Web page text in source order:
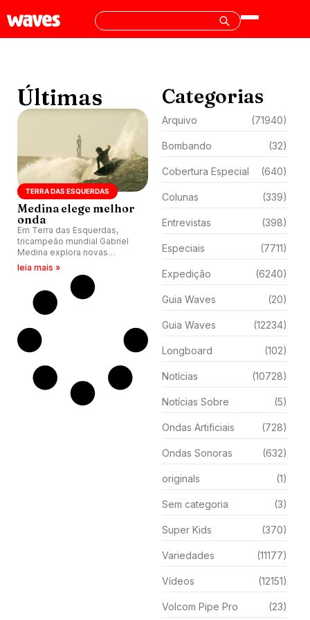
Últimas
TERRA DAS ESQUERDAS
Medina elege melhor
onda
Em Terra das Esquerdas,
tricampeão mundial Gabriel
Medina explora novas
culturas e se reconecta com
essência do surfe.
leia mais »
Categorias
Arquivo (71940)
Bombando (32)
Cobertura Especial (640)
Colunas (339)
Entrevistas (398)
Especiais (7711)
Expedição (6240)
Guia Waves (20)
Guia Waves (12234)
Longboard (102)
Notícias (10728)
Notícias Sobre (5)
Ondas Artificiais (728)
Ondas Sonoras (632)
originals (1)
Sem categoria (3)
Super Kids (370)
Variedades (11177)
Vídeos (12151)
Volcom Pipe Pro (23)